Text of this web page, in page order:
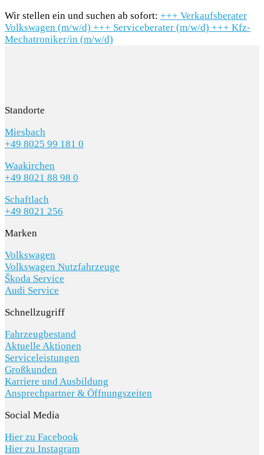
Wir stellen ein und suchen ab sofort: +++ Verkaufsberater
Volkswagen (m/w/d) +++ Serviceberater (m/w/d) +++ Kfz-
Mechatroniker/in (m/w/d)
Standorte
Miesbach
+49 8025 99 181 0
Waakirchen
+49 8021 88 98 0
Schaftlach
+49 8021 256
Marken
Volkswagen
Volkswagen Nutzfahrzeuge
Škoda Service
Audi Service
Schnellzugriff
Fahrzeugbestand
Aktuelle Aktionen
Serviceleistungen
Großkunden
Karriere und Ausbildung
Ansprechpartner & Öffnungszeiten
Social Media
Hier zu Facebook
Hier zu Instagram